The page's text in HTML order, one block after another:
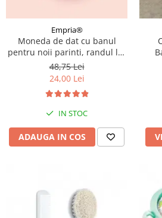
Empria®
Moneda de dat cu banul
pentru noii parinti, randul lui
Mami sau al lui Tati, cadou
amuzant proaspetii parinti,
Empria, engleza
48,75 Lei
24,00 Lei
IN STOC
ADAUGA IN COS